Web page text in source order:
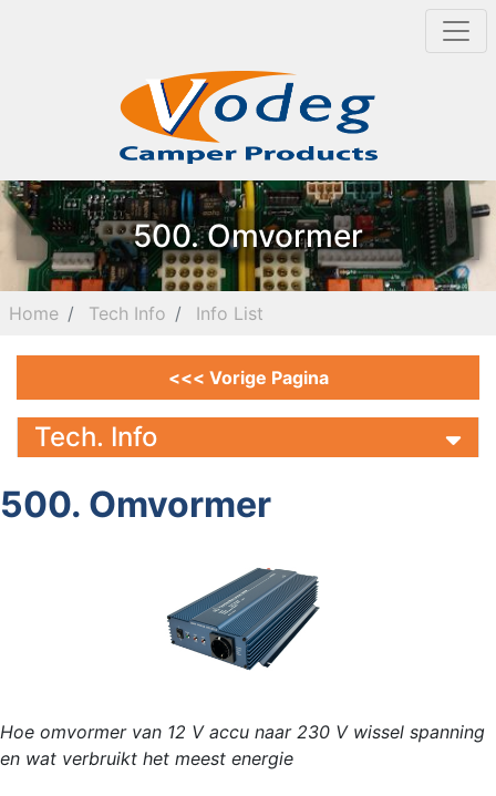
500. Omvormer
Home Tech Info Info List
<<< Vorige Pagina
Tech. Info
500. Omvormer
Hoe omvormer van 12 V accu naar 230 V wissel spanning
en wat verbruikt het meest energie